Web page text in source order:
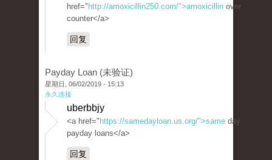
href=" http://amoxicillin250.com/">amoxicillin over
counter</a>
回复
Payday Loan (未验证)
星期日, 06/02/2019 - 15:13
永久连接
uberbbjy
<a href=" https://samedayloan.us.org/">same day
payday loans</a>
回复